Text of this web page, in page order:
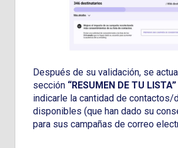
Después de su validación, se
sección “RESUMEN DE TU LISTA”
indicarle la cantidad de contactos/
disponibles (que han dado su
para sus campañas de correo